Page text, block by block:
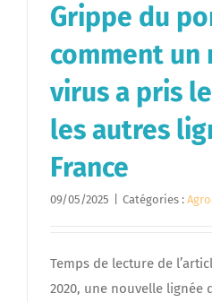
Grippe du
comment un
virus a pris
les autres
France
09/05/2025 Catégories :
Temps de lecture de
2020, une nouvelle lignée